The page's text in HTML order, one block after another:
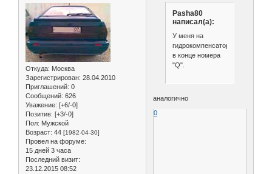
Откуда: Москва
Зарегистрирован: 28.04.2010
Приглашений: 0
Сообщений: 626
Уважение: [+6/-0]
Позитив: [+3/-0]
Пол: Мужской
Возраст: 44 [1982-04-30]
Провел на форуме:
15 дней 3 часа
Последний визит:
23.12.2015 08:52
Pasha80
написал(а):
У меня на
гидрокомпенсаторной
в конце номера
"Q".
аналогично
0